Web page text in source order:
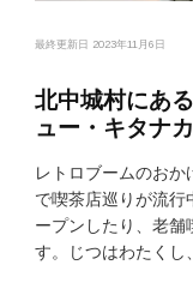
最終更新日 2023年11月6日
北中城村にあ
ュー・キタナ
レトロブームのおか
で喫茶店巡りが流行
ープンしたり、老舗
す。じつはわたく